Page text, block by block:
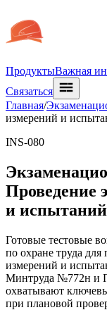
ПродуктыВажная
Связаться
Главная/
измерений и
INS-080
Проведение
и испытаний
Готовые тестовые
по охране труда
измерений и
Минтруда №772н и
охватывают
при плановой